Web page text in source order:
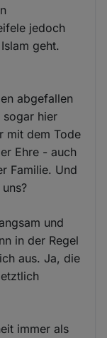
jedoch
geht.
abgefallen
sogar hier
mit dem Tode
Ehre - auch
Familie. Und
und
in der Regel
aus. Ja, die
immer als